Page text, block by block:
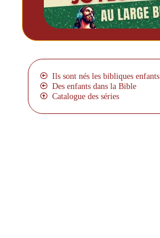
Ils sont nés les bibliques enfants
Des enfants dans la Bible
Catalogue des séries